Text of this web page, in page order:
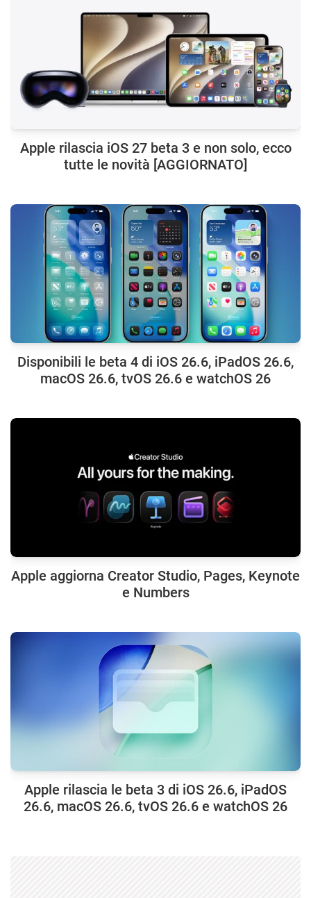
Apple rilascia iOS 27 beta 3 e non solo, ecco
tutte le novità [AGGIORNATO]
Disponibili le beta 4 di iOS 26.6, iPadOS 26.6,
macOS 26.6, tvOS 26.6 e watchOS 26
Apple aggiorna Creator Studio, Pages, Keynote
e Numbers
Apple rilascia le beta 3 di iOS 26.6, iPadOS
26.6, macOS 26.6, tvOS 26.6 e watchOS 26